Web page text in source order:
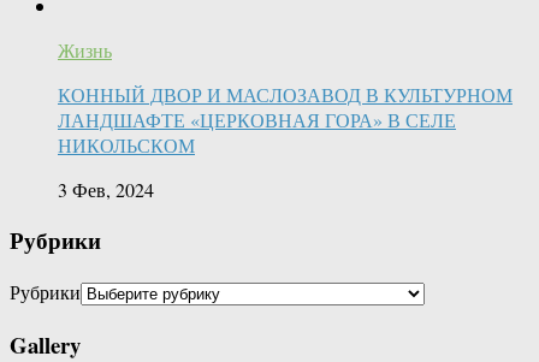
Жизнь
КОННЫЙ ДВОР И МАСЛОЗАВОД В КУЛЬТУРНОМ
ЛАНДШАФТЕ «ЦЕРКОВНАЯ ГОРА» В СЕЛЕ
НИКОЛЬСКОМ
3 Фев, 2024
Рубрики
Рубрики
Gallery